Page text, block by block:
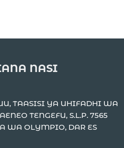
NASI
TAASISI YA UHIFADHI WA
TENGEFU, S.L.P. 7565
WA OLYMPIO, DAR ES